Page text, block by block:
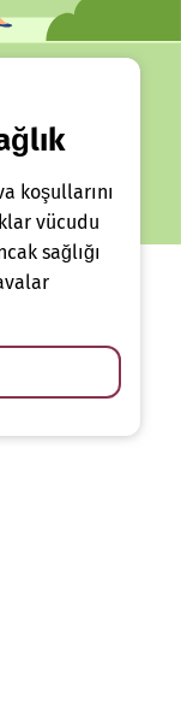
koşullarını
vücudu
sağlığı